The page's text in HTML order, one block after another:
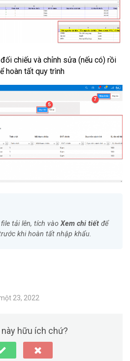
chiếu và chỉnh sửa (nếu có) rồi
hoàn tất quy trình
tải lên, tích vàoXem chi tiết để
khi hoàn tất nhập khẩu.
23, 2022
này hữu ích chứ?